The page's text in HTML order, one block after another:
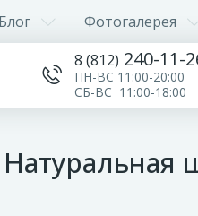
Блог Фотогалерея
8 (812) 240-11-
ПН-ВС 11:00-20:00
СБ-ВС 11:00-18:00